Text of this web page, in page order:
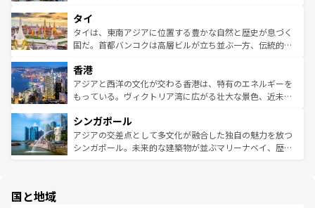
リティに包まれながら、韓国の多彩な魅力を心ゆくまで味
わってみてほしい。 なお、新着の韓国情報はコンテンツ一
覧を参照してほしい。
急速な発展と共に伝統が息づく。ハノイの古い町並みやホ
ーチミン市のフランス統治時代の建物も、独特の雰囲気を
醸し出している。また、バラエティの豊かさとおいしさで
とつ。フォーやバインミー、ベトナムコーヒーなどは、ぜ
ひ現地で味わいたい。どの地域を訪れてもあたたかい人々
が旅行者を迎えてくれるので、きっと忘れられない旅にな
参照してほしい。
タイ
タイは、東南アジアに位置する豊かな自然と歴史が息づく
国だ。首都バンコクは高層ビルが立ち並ぶ一方、伝統的な
の活気が交差している。北部ではチェンマイなどの山岳地
帯で自然と触れ合い、南部ではプーケットやクラビの美し
いビーチでリゾート気分を楽しむことができる。タイ料理
激する。気候は一年中温暖で、どの季節にも異なる楽しみ
が待っている。親しみやすいタイの人々、仏教を中心とし
た文化、そして多様な観光資源が、訪れる旅人を魅了し続
香港
アジアと西洋の文化が交わる香港は、特有のエネルギーを
もっている。ヴィクトリア湾に広がる壮大な景色、近未来
み、どこを訪れても感動するはず。観光スポットが密集し
ており、効率よく見どころを回れるのも魅力。息をのむよ
うな絶景から文化的な体験まで、香港を存分に楽しみ尽く
シンガポール
アジアの交差点として多文化が融合した独自の魅力を放つ
シンガポール。未来的な建築物が並ぶマリーナベイ、歴史
国と地域